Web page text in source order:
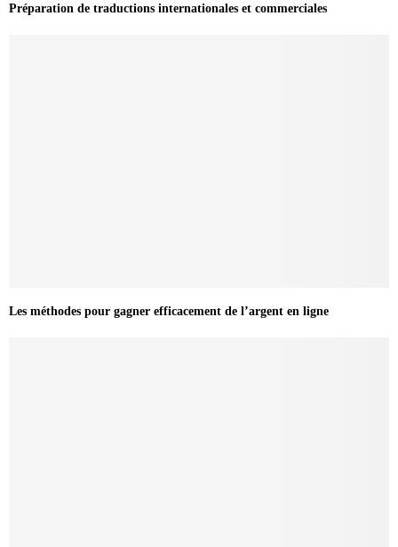
Préparation de traductions internationales et commerciales
Les méthodes pour gagner efficacement de l’argent en ligne